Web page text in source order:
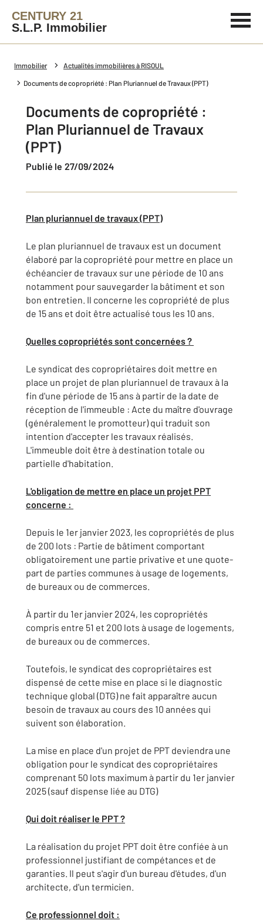
CENTURY 21
S.L.P. Immobilier
Immobilier Actualités immobilières à RISOUL
Documents de copropriété : Plan Pluriannuel de Travaux (PPT)
Documents de copropriété :
Plan Pluriannuel de Travaux
(PPT)
Publié le 27/09/2024
Plan pluriannuel de travaux (PPT)
Le plan pluriannuel de travaux est un document
élaboré par la copropriété pour mettre en place un
échéancier de travaux sur une période de 10 ans
notamment pour sauvegarder la bâtiment et son
bon entretien. Il concerne les copropriété de plus
de 15 ans et doit être actualisé tous les 10 ans.
Quelles copropriétés sont concernées ?
Le syndicat des copropriétaires doit mettre en
place un projet de plan pluriannuel de travaux à la
fin d'une période de 15 ans à partir de la date de
réception de l'immeuble : Acte du maître d'ouvrage
(généralement le promotteur) qui traduit son
intention d'accepter les travaux réalisés.
L'immeuble doit être à destination totale ou
partielle d'habitation.
L'obligation de mettre en place un projet PPT
concerne :
Depuis le 1er janvier 2023, les copropriétés de plus
de 200 lots : Partie de bâtiment comportant
obligatoirement une partie privative et une quote-
part de parties communes à usage de logements,
de bureaux ou de commerces.
À partir du 1er janvier 2024, les copropriétés
compris entre 51 et 200 lots à usage de logements,
de bureaux ou de commerces.
Toutefois, le syndicat des copropriétaires est
dispensé de cette mise en place si le diagnostic
technique global (DTG) ne fait apparaître aucun
besoin de travaux au cours des 10 années qui
suivent son élaboration.
La mise en place d'un projet de PPT deviendra une
obligation pour le syndicat des copropriétaires
comprenant 50 lots maximum à partir du 1er janvier
2025 (sauf dispense liée au DTG)
Qui doit réaliser le PPT ?
La réalisation du projet PPT doit être confiée à un
professionnel justifiant de compétances et de
garanties. Il peut s'agir d'un bureau d'études, d'un
architecte, d'un termicien.
Ce professionnel doit :